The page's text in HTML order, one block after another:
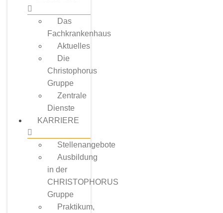
Das
Fachkrankenhaus
Aktuelles
Die
Christophorus
Gruppe
Zentrale
Dienste
KARRIERE
Stellenangebote
Ausbildung
in der
CHRISTOPHORUS
Gruppe
Praktikum,